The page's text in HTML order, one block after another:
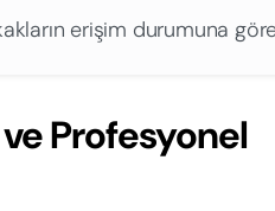
erişim durumuna
Profesyonel